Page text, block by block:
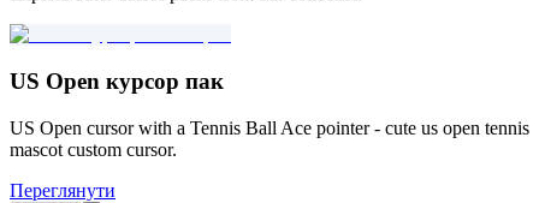
US Open курсор пак
US Open cursor with a Tennis Ball Ace pointer - cute us open tennis
mascot custom cursor.
Переглянути